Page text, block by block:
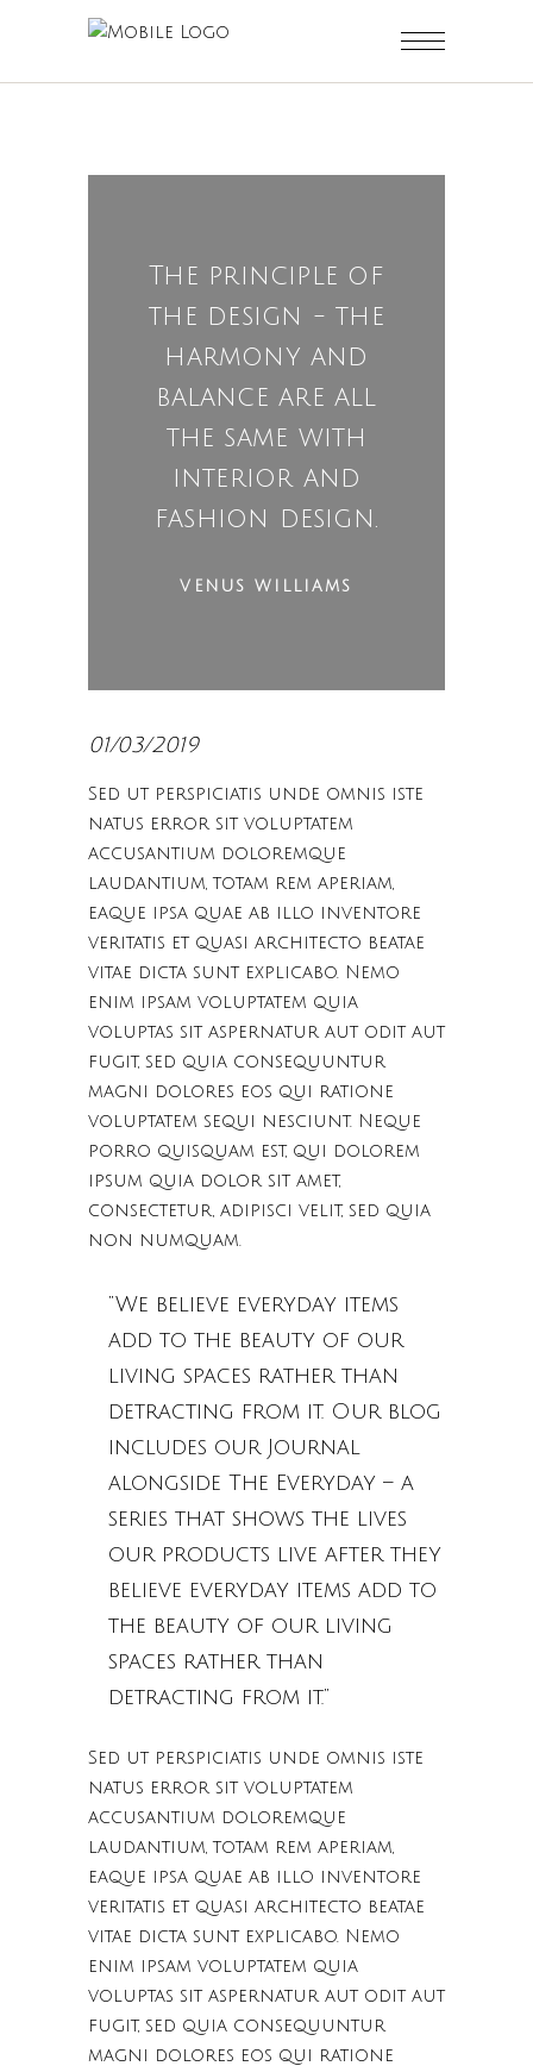
The principle of
the design - the
harmony and
balance are all
the same with
interior and
fashion design.
VENUS WILLIAMS
01/03/2019
Sed ut perspiciatis unde omnis iste
natus error sit voluptatem
accusantium doloremque
laudantium, totam rem aperiam,
eaque ipsa quae ab illo inventore
veritatis et quasi architecto beatae
vitae dicta sunt explicabo. Nemo
enim ipsam voluptatem quia
voluptas sit aspernatur aut odit aut
fugit, sed quia consequuntur
magni dolores eos qui ratione
voluptatem sequi nesciunt. Neque
porro quisquam est, qui dolorem
ipsum quia dolor sit amet,
consectetur, adipisci velit, sed quia
non numquam.
“We believe everyday items
add to the beauty of our
living spaces rather than
detracting from it. Our blog
includes our Journal
alongside The Everyday – a
series that shows the lives
our products live after they
believe everyday items add to
the beauty of our living
spaces rather than
detracting from it.”
Sed ut perspiciatis unde omnis iste
natus error sit voluptatem
accusantium doloremque
laudantium, totam rem aperiam,
eaque ipsa quae ab illo inventore
veritatis et quasi architecto beatae
vitae dicta sunt explicabo. Nemo
enim ipsam voluptatem quia
voluptas sit aspernatur aut odit aut
fugit, sed quia consequuntur
magni dolores eos qui ratione